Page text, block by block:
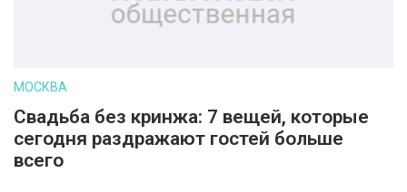
МОСКВА
Свадьба без кринжа: 7 вещей, которые
сегодня раздражают гостей больше
всего